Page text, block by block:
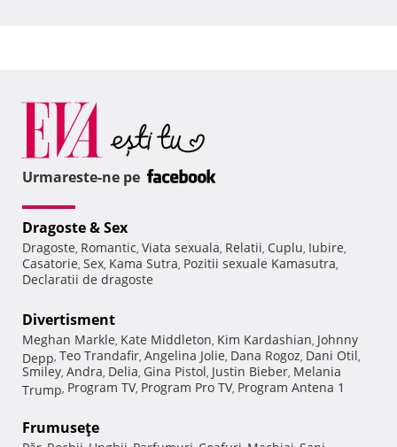
Urmareste-ne pe
Dragoste & Sex
Dragoste, Romantic, Viata sexuala, Relatii, Cuplu, Iubire,
Casatorie, Sex, Kama Sutra, Pozitii sexuale Kamasutra,
Declaratii de dragoste
Divertisment
Meghan Markle, Kate Middleton, Kim Kardashian, Johnny
Depp, Teo Trandafir, Angelina Jolie, Dana Rogoz, Dani Otil,
Smiley, Andra, Delia, Gina Pistol, Justin Bieber, Melania
Trump, Program TV, Program Pro TV, Program Antena 1
Frumuseţe